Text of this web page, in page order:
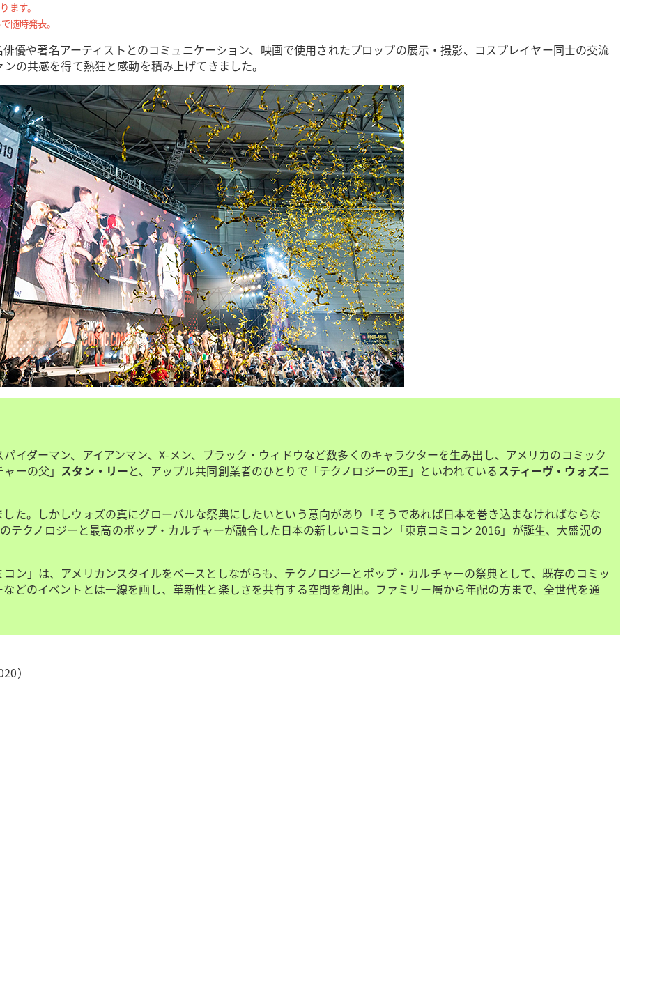
ます。
随時発表。
優や著名アーティストとのコミュニケーション、映画で使用されたプロップの展示・撮影、コスプレイヤー同士の交流
の共感を得て熱狂と感動を積み上げてきました。
イダーマン、アイアンマン、X-メン、ブラック・ウィドウなど数多くのキャラクターを生み出し、アメリカのコミック
ーの父」 スタン・リーと、アップル共同創業者のひとりで「テクノロジーの王」といわれているスティーヴ・ウォズニ
た。しかしウォズの真にグローバルな祭典にしたいという意向があり「そうであれば日本を巻き込まなければならな
テクノロジーと最高のポップ・カルチャーが融合した日本の新しいコミコン「東京コミコン 2016」が誕生、大盛況の
ン」は、アメリカンスタイルをベースとしながらも、テクノロジーとポップ・カルチャーの祭典として、既存のコミッ
どのイベントとは一線を画し、革新性と楽しさを共有する空間を創出。ファミリー層から年配の方まで、全世代を通
）